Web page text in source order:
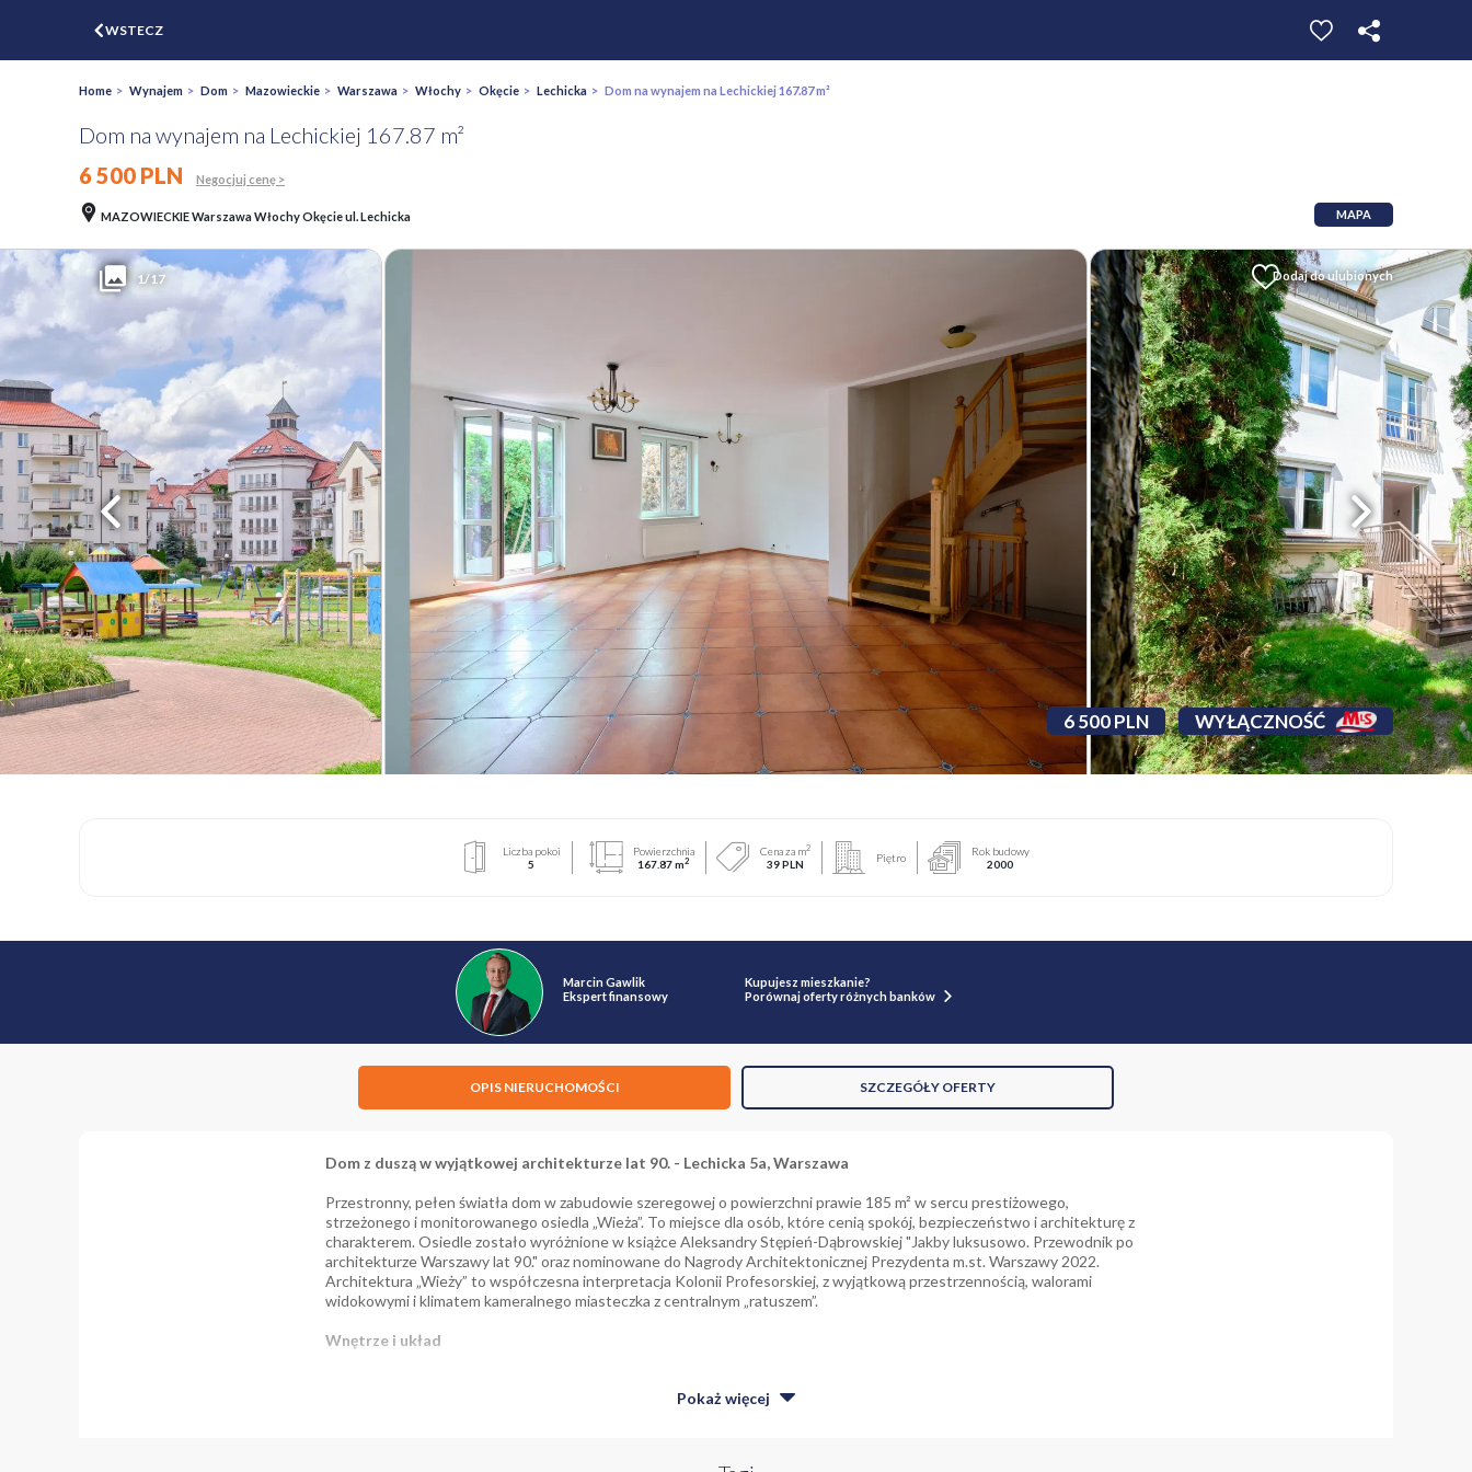
WSTECZ
Home > Wynajem > Dom > Mazowieckie > Warszawa > Włochy > Okęcie > Lechicka > Dom na wynajem na Lechickiej 167.87 m²
Dom na wynajem na Lechickiej 167.87 m²
6 500 PLN
Negocjuj cenę >
MAZOWIECKIE Warszawa Włochy Okęcie ul. Lechicka MAPA
1/17
6 500 PLN WYŁĄCZNOŚĆ
Dodaj do ulubionych
Liczba pokoi
5
Powierzchnia
167.87 m2
Cena za m2
39 PLN Piętro
Rok budowy
2000
Marcin Gawlik
Ekspert finansowy
Kupujesz mieszkanie?
Porównaj oferty różnych banków
OPIS NIERUCHOMOŚCI SZCZEGÓŁY OFERTY
Dom z duszą w wyjątkowej architekturze lat 90. - Lechicka 5a, Warszawa
Przestronny, pełen światła dom w zabudowie szeregowej o powierzchni prawie 185 m² w sercu prestiżowego,
strzeżonego i monitorowanego osiedla „Wieża”. To miejsce dla osób, które cenią spokój, bezpieczeństwo i architekturę z
charakterem. Osiedle zostało wyróżnione w książce Aleksandry Stępień-Dąbrowskiej "Jakby luksusowo. Przewodnik po
architekturze Warszawy lat 90." oraz nominowane do Nagrody Architektonicznej Prezydenta m.st. Warszawy 2022.
Architektura „Wieży” to współczesna interpretacja Kolonii Profesorskiej, z wyjątkową przestrzennością, walorami
widokowymi i klimatem kameralnego miasteczka z centralnym „ratuszem”.
Wnętrze i układ
2 kondygnacje + poddasze jako dodatkowa przestrzeń
Pokaż więcej